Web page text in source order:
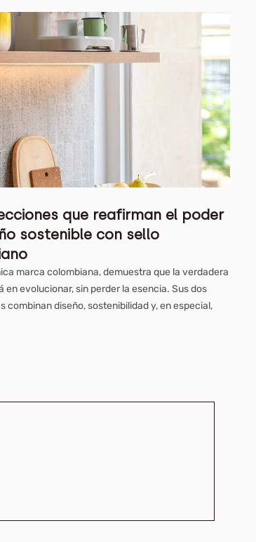
que reafirman el poder
sostenible con sello
marca colombiana, demuestra que la verdadera
en evolucionar, sin perder la esencia. Sus dos
combinan diseño, sostenibilidad y, en especial,